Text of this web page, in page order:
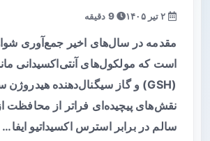
9 دقیقه
مقدمه در سال‌های اخیر جمع‌آوری
است که مولکول‌های آنتی‌اکسیدانی
نقش‌های پیچیده‌ای فراتر از محافظت
سالم در برابر استرس اکسیداتیو ایفا…